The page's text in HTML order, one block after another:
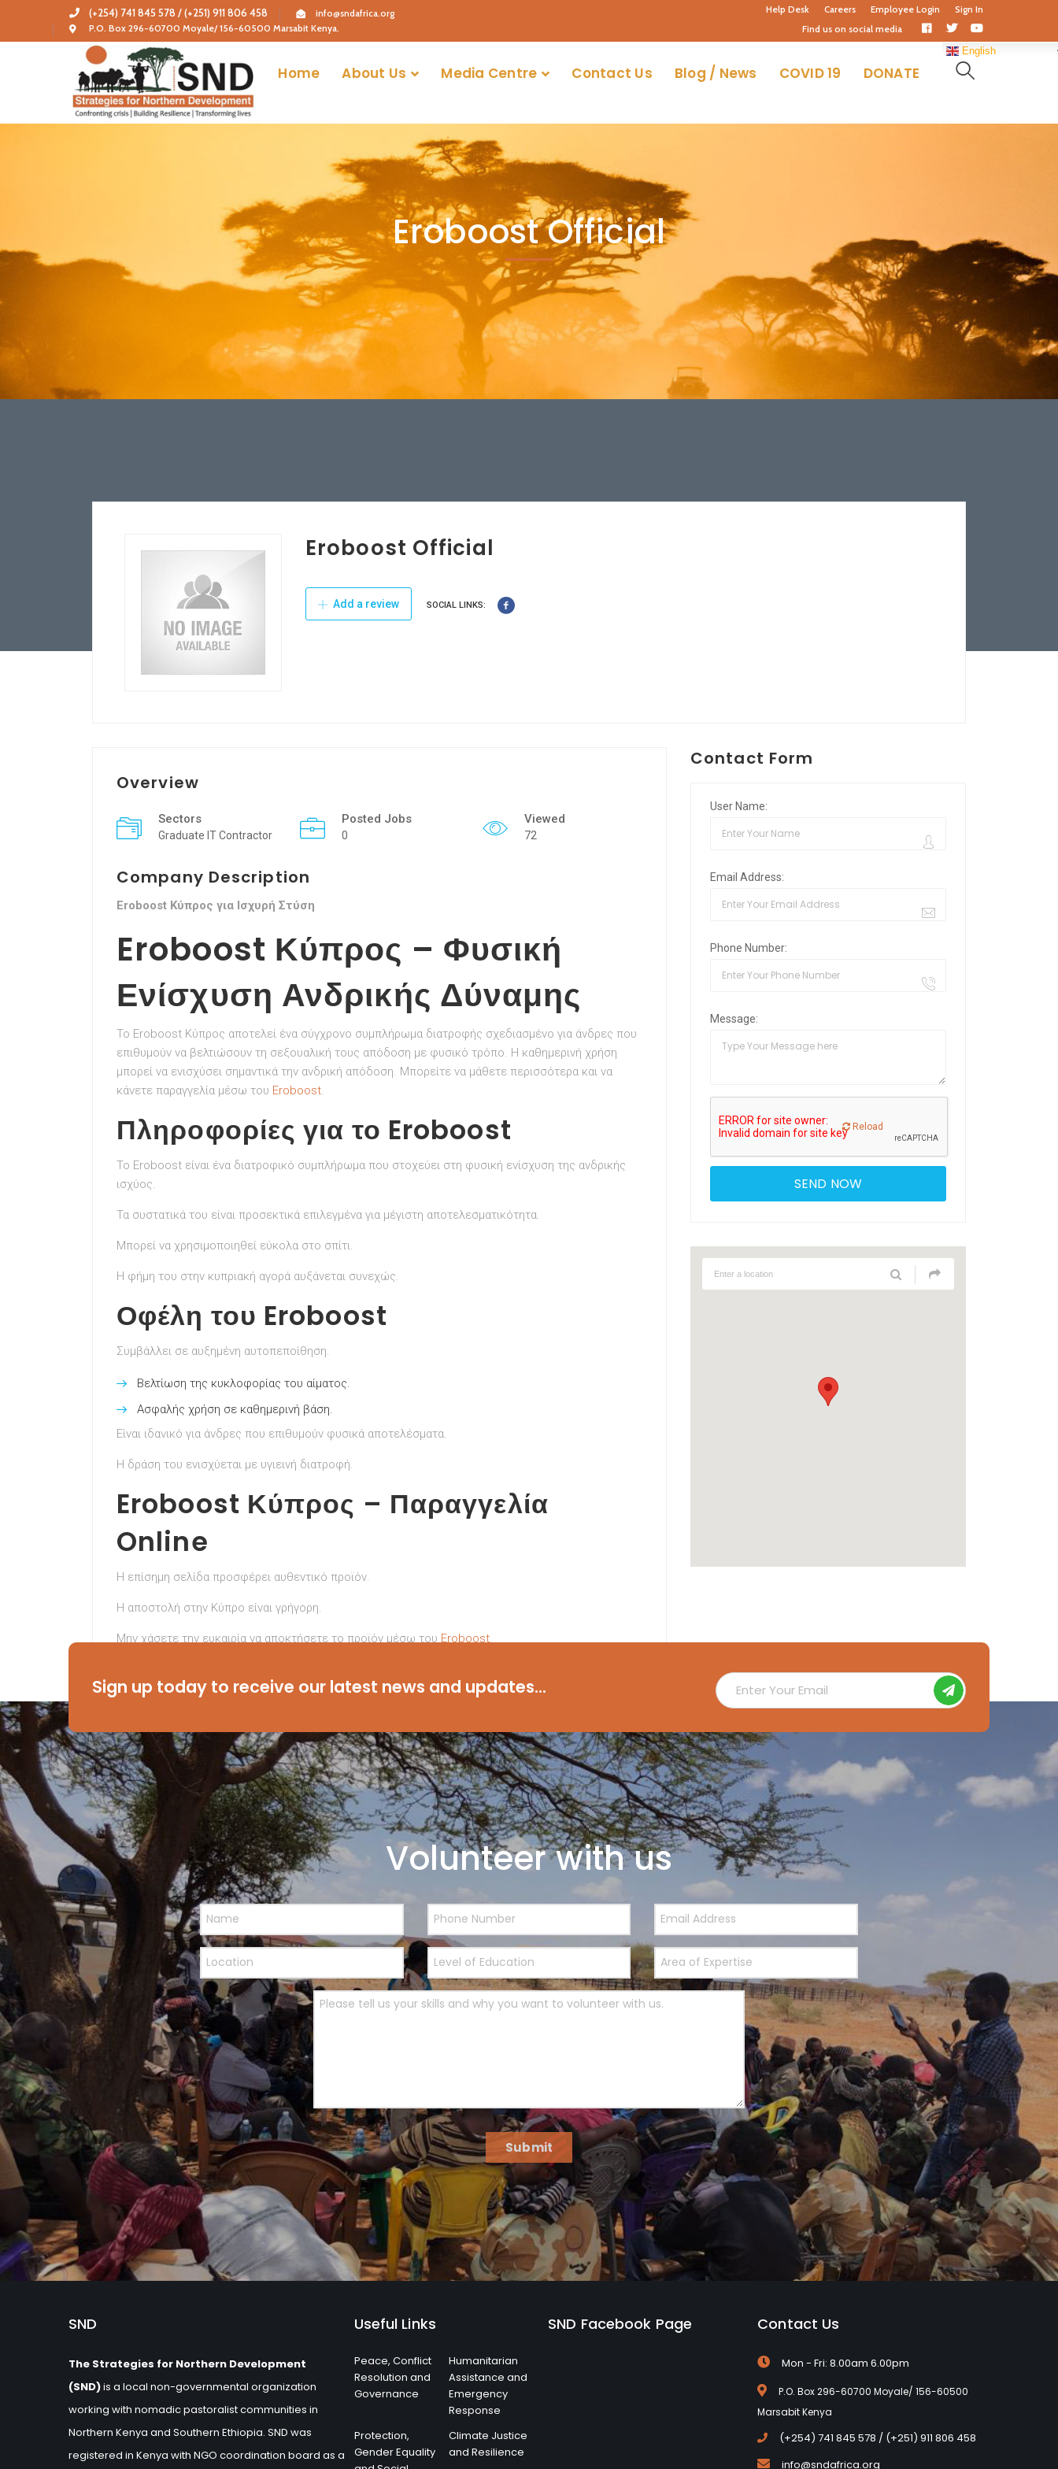
(+254) 741 845 578 / (+251) 911 806 458
info@sndafrica.org
P.O. Box 296-60700 Moyale/ 156-60500 Marsabit Kenya.
Help Desk Careers Employee Login
Sign In
Find us on social media
Facebook
Profile
Twitter
Profile
Youtube
Profile
Home About Us Media Centre Contact Us Blog / News COVID 19 DONATE
English
Eroboost Official
Eroboost Official
Add a review SOCIAL LINKS:
Overview
Sectors
Graduate IT Contractor
Posted Jobs
0
Viewed
72
Company Description
Eroboost Κύπρος για Ισχυρή Στύση
Eroboost Κύπρος – Φυσική
Ενίσχυση Ανδρικής Δύναμης
Το Eroboost Κύπρος αποτελεί ένα σύγχρονο συμπλήρωμα διατροφής σχεδιασμένο για άνδρες που
επιθυμούν να βελτιώσουν τη σεξουαλική τους απόδοση με φυσικό τρόπο. Η καθημερινή χρήση
μπορεί να ενισχύσει σημαντικά την ανδρική απόδοση. Μπορείτε να μάθετε περισσότερα και να
κάνετε παραγγελία μέσω του Eroboost.
Πληροφορίες για το Eroboost
Το Eroboost είναι ένα διατροφικό συμπλήρωμα που στοχεύει στη φυσική ενίσχυση της ανδρικής
ισχύος.
Τα συστατικά του είναι προσεκτικά επιλεγμένα για μέγιστη αποτελεσματικότητα.
Μπορεί να χρησιμοποιηθεί εύκολα στο σπίτι.
Η φήμη του στην κυπριακή αγορά αυξάνεται συνεχώς.
Οφέλη του Eroboost
Συμβάλλει σε αυξημένη αυτοπεποίθηση.
Βελτίωση της κυκλοφορίας του αίματος.
Ασφαλής χρήση σε καθημερινή βάση.
Είναι ιδανικό για άνδρες που επιθυμούν φυσικά αποτελέσματα.
Η δράση του ενισχύεται με υγιεινή διατροφή.
Eroboost Κύπρος – Παραγγελία
Online
Η επίσημη σελίδα προσφέρει αυθεντικό προϊόν.
Η αποστολή στην Κύπρο είναι γρήγορη.
Μην χάσετε την ευκαιρία να αποκτήσετε το προϊόν μέσω του Eroboost.
Contact Form
User Name:
Email Address:
Phone Number:
Message:
Reload
Sign up today to receive our latest news and updates...
Volunteer with us
Submit
SND
The Strategies for Northern Development
(SND)is a local non-governmental organization
working with nomadic pastoralist communities in
Northern Kenya and Southern Ethiopia. SND was
registered in Kenya with NGO coordination board as a
Useful Links
Peace, Conflict
Resolution and
Governance
Humanitarian
Assistance and
Emergency
Response
Protection,
Gender Equality
Climate Justice
and Resilience
SND Facebook Page Contact Us
Mon - Fri: 8.00am 6.00pm
P.O. Box 296-60700 Moyale/ 156-60500
Marsabit Kenya
(+254) 741 845 578 / (+251) 911 806 458
info@sndafrica.org